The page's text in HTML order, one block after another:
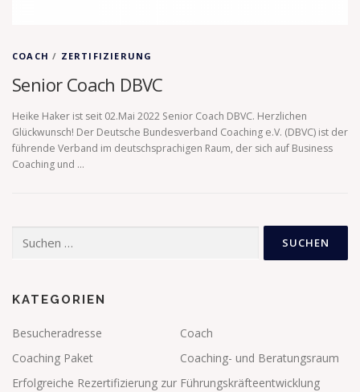
COACH / ZERTIFIZIERUNG
Senior Coach DBVC
Heike Haker ist seit 02.Mai 2022 Senior Coach DBVC. Herzlichen
Glückwunsch! Der Deutsche Bundesverband Coaching e.V. (DBVC) ist der
führende Verband im deutschsprachigen Raum, der sich auf Business
Coaching und …
nach:
KATEGORIEN
Besucheradresse
Coach
Coaching Paket
Coaching- und Beratungsraum
Erfolgreiche Rezertifizierung zur Führungskräfteentwicklung